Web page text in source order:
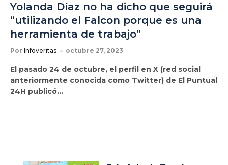
Yolanda Díaz no ha dicho que seguirá
“utilizando el Falcon porque es una
herramienta de trabajo”
Por Infoveritas octubre 27, 2023
El pasado 24 de octubre, el perfil en X (red social
anteriormente conocida como Twitter) de El Puntual
24H publicó…